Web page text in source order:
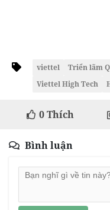
viettel
Triển lãm
Viettel High Tech
0Thích
Bình luận